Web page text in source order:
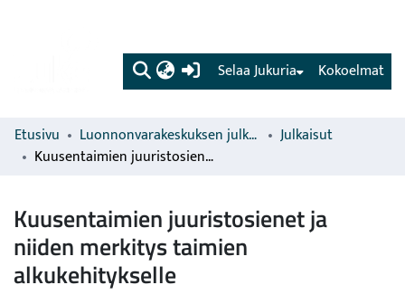
(current) Kokoelmat
Selaa Jukuria
Etusivu Luonnonvarakeskuksen julkaisut
Julkaisut
Kuusentaimien juuristosienet ja niiden merkitys taimien alkukehitykselle
Kuusentaimien juuristosienet ja
niiden merkitys taimien
alkukehitykselle